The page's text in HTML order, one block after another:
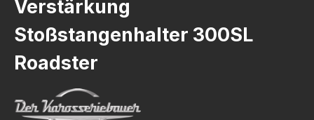
Verstärkung
Stoßstangenhalter 300SL
Roadster